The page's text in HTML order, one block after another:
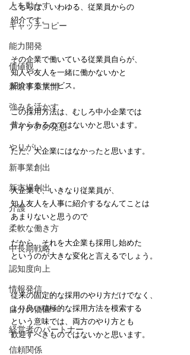
人を動かす
キャッチコピー
能力開発
価値観
新規事業展開
強みを活かす
アイデアの発想
やりがい
新事業創出
新市場創出
介護
柔軟な働き方
中長期戦略
認知度向上
情報発信
自分の価値
経営者のパートナー
信頼関係
こちらは、いわゆる、従業員からの
紹介です。
その企業で働いている従業員自らが、
知人や友人を一緒に働かないかと
紹介するサービス。
この採用方法は、むしろ中小企業では
昔からあるのではないかと思います。
ただ、大企業にはなかったと思います。
大企業で、いきなり従業員が、
知人友人を人事に紹介するなんてことは
あまりないと思うので
だから、それを大企業も採用し始めた
というのが大きな変化と言えるでしょう。
従来の固定的な採用のやり方だけでなく、
より良い積極的な採用方法を模索する
という意味では、両方のやり方とも
歓迎すべきものではないかと思います。